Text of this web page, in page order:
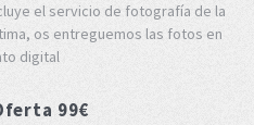
el servicio de fotografía de la
os entreguemos las fotos en
digital
99€